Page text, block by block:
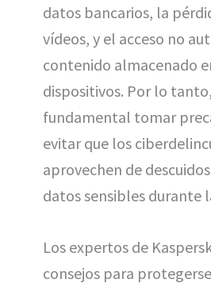
datos bancarios, la
vídeos, y el acceso no
contenido almacenado
dispositivos. Por lo
fundamental tomar
evitar que los
aprovechen de
datos sensibles durante
Los expertos de
consejos para